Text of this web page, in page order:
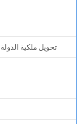
Cession des biens de l'état et de l'OPGI تحويل ملكية الدولة